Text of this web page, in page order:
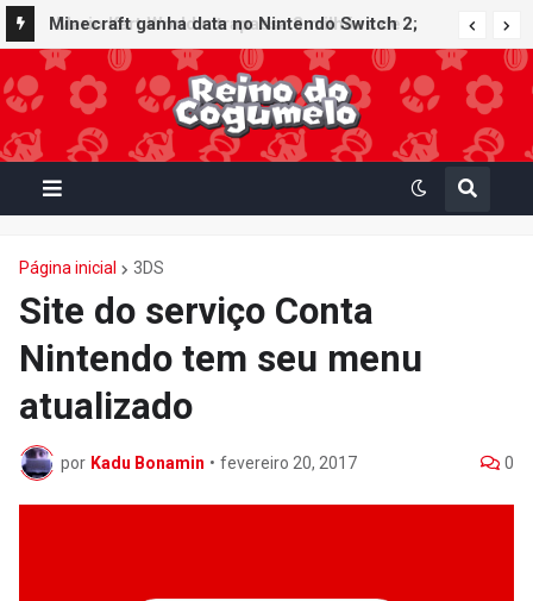
Minecraft ganha data no Nintendo Switch 2;
Super Mario Mash-Up receberá atualização
gráfica exclusiva
Página inicial 3DS
Site do serviço Conta
Nintendo tem seu menu
atualizado
por Kadu Bonamin • fevereiro 20, 2017 0